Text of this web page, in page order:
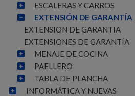
ESCALERAS Y CARROS
EXTENSIÓN DE GARANTÍA
EXTENSION DE GARANTIA
EXTENSIONES DE GARANTÍA
MENAJE DE COCINA
PAELLERO
TABLA DE PLANCHA
INFORMÁTICA Y NUEVAS